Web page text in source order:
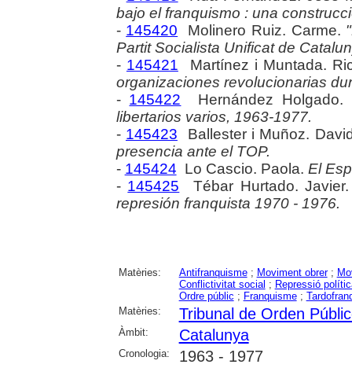
bajo el franquismo : una
- 145420 Molinero Ruiz. Carme.
Partit Socialista Unificat de
- 145421 Martínez i Muntada.
organizaciones revolucionarias
- 145422 Hernández Holgado.
libertarios varios, 1963-1977.
- 145423 Ballester i Muñoz.
presencia ante el TOP.
- 145424 Lo Cascio. Paola. El
- 145425 Tébar Hurtado.
represión franquista 1970 - 1976.
Matèries: Antifranquisme; Moviment obrer;
Conflictivitat social ; Repressió
Ordre públic ; Franquisme;
Matèries:
Tribunal de Orden
Àmbit: Catalunya
Cronologia: 1963 - 1977